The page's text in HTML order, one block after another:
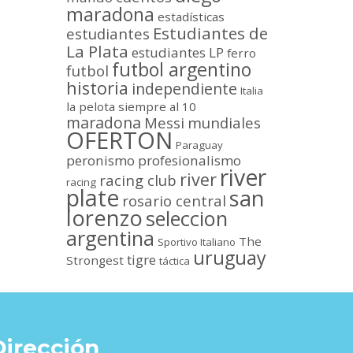
maradona estadísticas
estudiantes Estudiantes de
La Plata estudiantes LP ferro
futbol futbol argentino
historia independiente Italia
la pelota siempre al 10
maradona Messi mundiales
OFERTON Paraguay
peronismo profesionalismo
racing racing club river river
plate rosario central san
lorenzoseleccion
argentina Sportivo Italiano The
Strongest tigre táctica uruguay